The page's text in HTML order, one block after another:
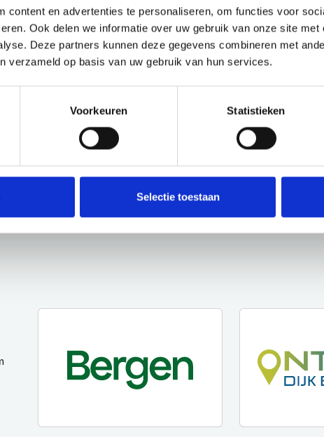
content en advertenties te personaliseren, om functies voor
Ook delen we informatie over uw gebruik van onze site
Deze partners kunnen deze gegevens combineren met
verzameld op basis van uw gebruik van hun services.
Voorkeuren Statistieken
Selectie toestaan
Een herder verzet zich als enige tegen
vastgoedontwikkelaars die een luxueus
vakantieoord willen bouwen bij zijn
idyllisch Sardinisch dorpje. Gebaseerd op
Lees verder
Een